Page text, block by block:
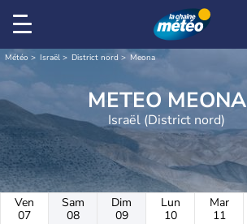
Météo Israël District nord Meona
METEO MEONA
Israël (District nord)
Ven
07
Sam
08
Dim
09
Lun
10
Mar
11